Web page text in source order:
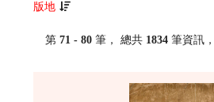
版地
第 71 - 80 筆， 總共 1834筆資訊，